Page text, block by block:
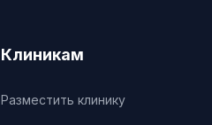
Клиникам
Разместить клинику